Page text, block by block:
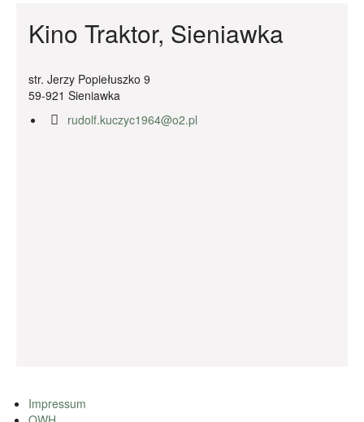
Kino Traktor, Sieniawka
str. Jerzy Popiełuszko 9
59-921 Sieniawka
rudolf.kuczyc1964@o2.pl
Impressum